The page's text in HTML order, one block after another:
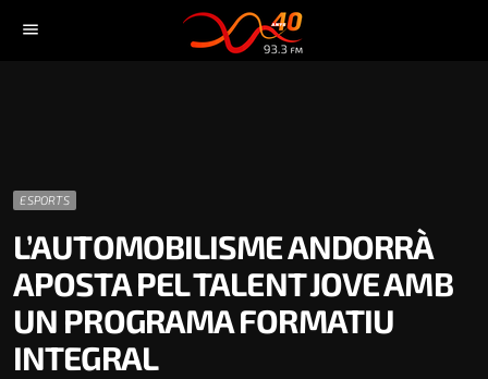
menu
ESPORTS
L’AUTOMOBILISME ANDORRÀ
APOSTA PEL TALENT JOVE AMB
UN PROGRAMA FORMATIU
INTEGRAL